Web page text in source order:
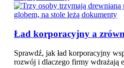
Ład korporacyjny a
Sprawdź, jak ład korporacyjny
rozwój i dlaczego firmy wdrażają